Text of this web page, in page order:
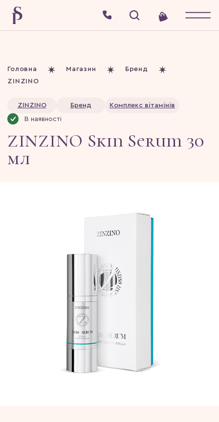
Головна Магазин
Бренд
ZINZINO
ZINZINO Бренд
Комплекс вітамінів
В наявності
ZINZINO Skin Serum 30
мл